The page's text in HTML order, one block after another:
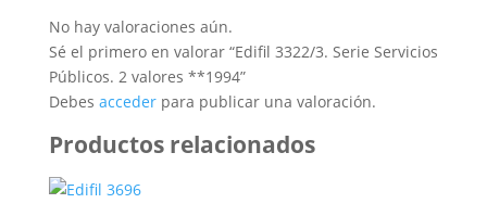
No hay valoraciones aún.
Sé el primero en valorar “Edifil 3322/3. Serie Servicios
Públicos. 2 valores **1994”
Debes accederpara publicar una valoración.
Productos relacionados